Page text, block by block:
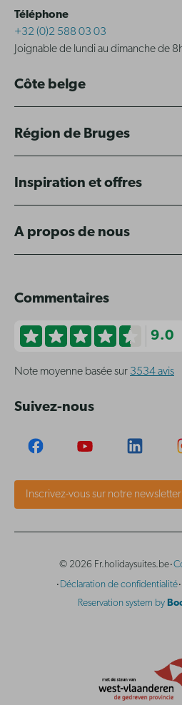
Téléphone
+32 (0)2 588 03 03
Joignable de lundi au dimanche de
Côte belge
Région de Bruges
Inspiration et offres
A propos de nous
Commentaires
9.0
Note moyenne basée sur 3534 avis
Suivez-nous
Inscrivez-vous sur notre newsletter
© 2026 Fr.holidaysuites.be·
· Déclaration de confidentialité·
Reservation system by